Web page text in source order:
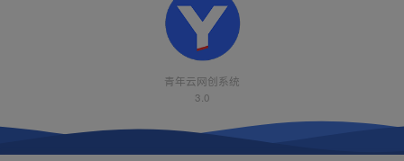
青年云网创系统
3.0